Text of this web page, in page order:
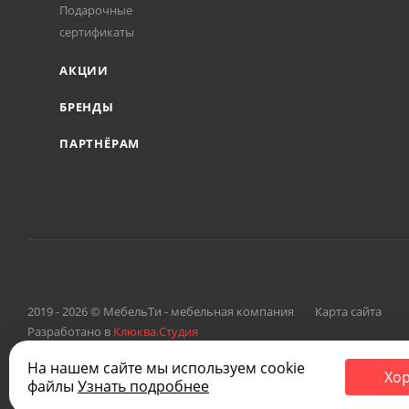
Подарочные
сертификаты
АКЦИИ
БРЕНДЫ
ПАРТНЁРАМ
2019 - 2026 © МебельТи - мебельная компания
Карта сайта
Разработано в Клюква.Студия
На нашем сайте мы используем cookie
файлы Узнать подробнее